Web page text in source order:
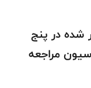
شده در پنج
مراجعه